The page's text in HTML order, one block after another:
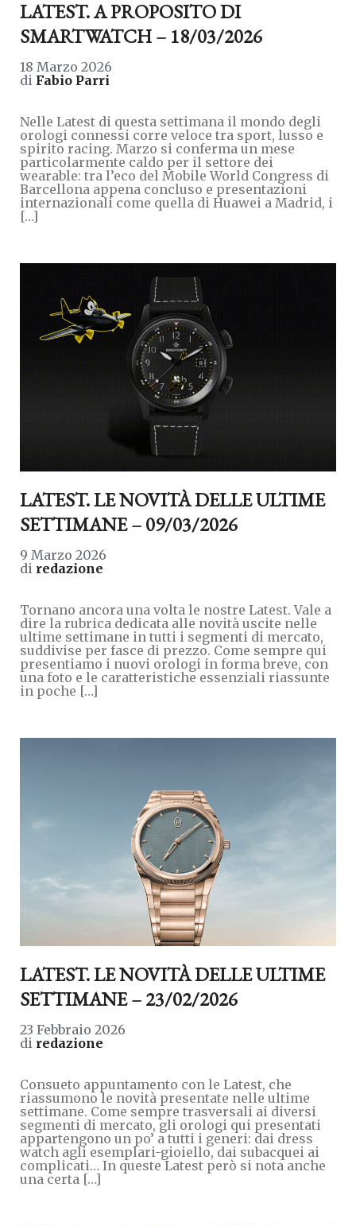
LATEST. A PROPOSITO DI
SMARTWATCH – 18/03/2026
18 Marzo 2026
di Fabio Parri
Nelle Latest di questa settimana il mondo degli
orologi connessi corre veloce tra sport, lusso e
spirito racing. Marzo si conferma un mese
particolarmente caldo per il settore dei
wearable: tra l’eco del Mobile World Congress di
Barcellona appena concluso e presentazioni
internazionali come quella di Huawei a Madrid, i
[…]
LATEST. LE NOVITÀ DELLE ULTIME
SETTIMANE – 09/03/2026
9 Marzo 2026
di redazione
Tornano ancora una volta le nostre Latest. Vale a
dire la rubrica dedicata alle novità uscite nelle
ultime settimane in tutti i segmenti di mercato,
suddivise per fasce di prezzo. Come sempre qui
presentiamo i nuovi orologi in forma breve, con
una foto e le caratteristiche essenziali riassunte
in poche […]
LATEST. LE NOVITÀ DELLE ULTIME
SETTIMANE – 23/02/2026
23 Febbraio 2026
di redazione
Consueto appuntamento con le Latest, che
riassumono le novità presentate nelle ultime
settimane. Come sempre trasversali ai diversi
segmenti di mercato, gli orologi qui presentati
appartengono un po’ a tutti i generi: dai dress
watch agli esemplari-gioiello, dai subacquei ai
complicati… In queste Latest però si nota anche
una certa […]